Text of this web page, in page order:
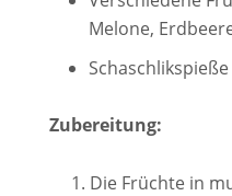
Melone,
Zubereitung:
Die Früchte in